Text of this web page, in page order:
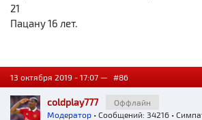
21
Пацану 16 лет.
13 октября 2019 - 17:07 — #86
coldplay777
Оффлайн
Модератор • Сообщений: 34216 •